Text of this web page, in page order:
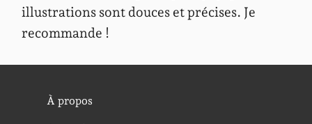
illustrations sont douces et précises. Je
recommande !
À propos